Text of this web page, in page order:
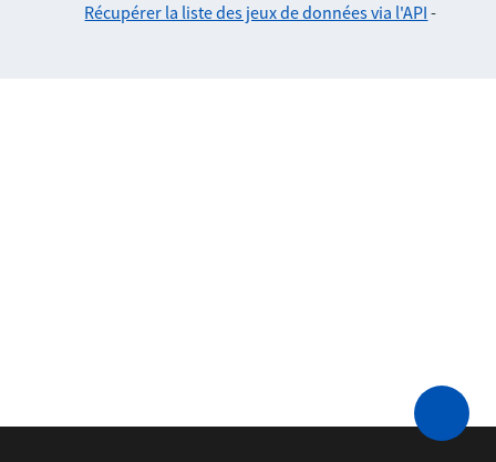
Récupérer la liste des jeux de données via l'API -